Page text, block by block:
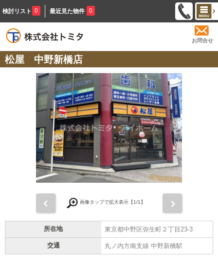
検討リスト 0 最近見た物件 0
お問合せ
松屋 中野新橋店
画像タップで拡大表示【1/1】
所在地 東京都中野区弥生町２丁目23-3
交通 丸ノ内方南支線 中野新橋駅